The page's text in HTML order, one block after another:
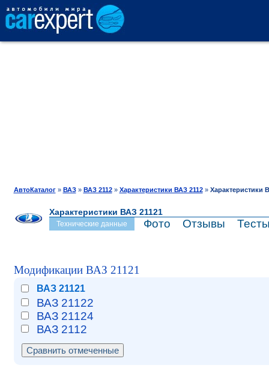
ТЕСТ-ДРАЙВ
ПРОДАЖА
АвтоКаталог» ВАЗ» ВАЗ 2112» Характеристики ВАЗ 2112» Характеристики
Характеристики ВАЗ 21121
Технические данные Фото Отзывы
Модификации ВАЗ 21121
ВАЗ 21121
ВАЗ 21122
ВАЗ 21124
ВАЗ 2112